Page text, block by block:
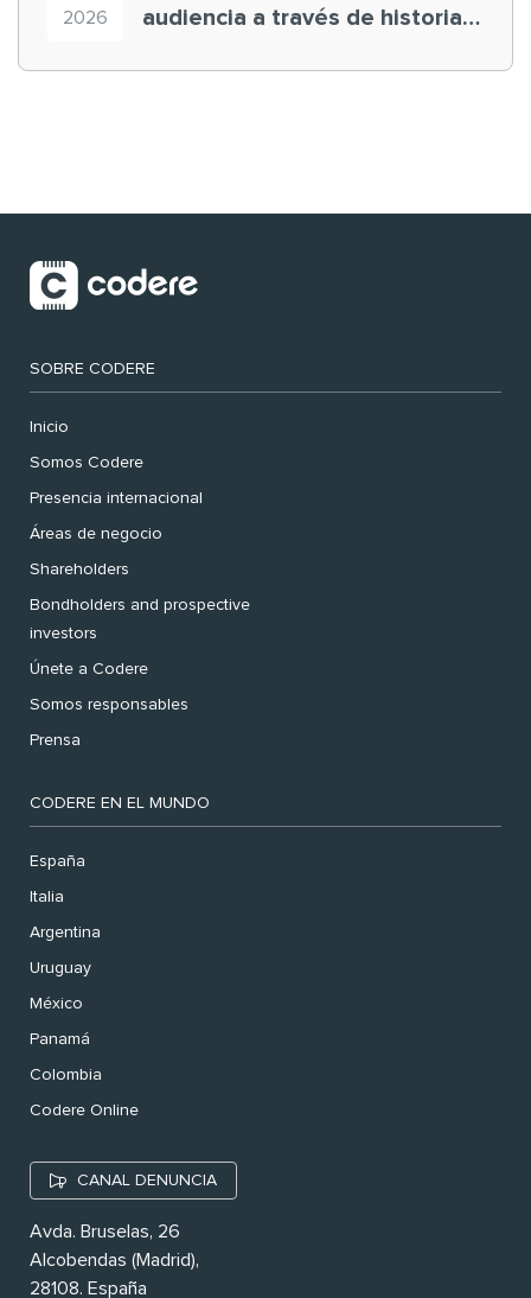
2026
audiencia a través de historias
SOBRE CODERE
Inicio
Somos Codere
Presencia internacional
Áreas de negocio
Shareholders
Bondholders and prospective
investors
Únete a Codere
Somos responsables
Prensa
CODERE EN EL MUNDO
España
Italia
Argentina
Uruguay
México
Panamá
Colombia
Codere Online
CANAL DENUNCIA
Avda. Bruselas, 26
Alcobendas (Madrid),
28108. España